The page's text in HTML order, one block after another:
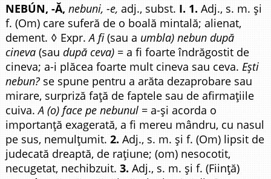
NEBÚN, -Ă, nebuni, -e, adj., subst. I. 1. Adj., s. m. și
f. (Om) care suferă de o boală mintală; alienat,
dement. ◊ Expr.A fi(sau a umbla) nebun după
cineva (saudupă ceva) = a fi foarte îndrăgostit de
cineva; a-i plăcea foarte mult cineva sau ceva. Ești
nebun? se spune pentru a arăta dezaprobare sau
mirare, surpriză față de faptele sau de afirmațiile
cuiva.A (o) face pe nebunul = a-și acorda o
importanță exagerată, a fi mereu mândru, cu nasul
pe sus, nemulțumit.2. Adj., s. m. și f. (Om) lipsit de
judecată dreaptă, de rațiune; (om) nesocotit,
necugetat, nechibzuit.3. Adj., s. m. și f. (Ființă)